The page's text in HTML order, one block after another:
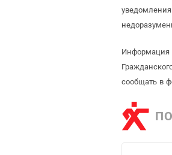
Информация
сообщать в